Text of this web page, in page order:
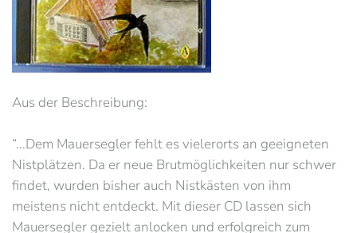
Aus der Beschreibung:
“...Dem Mauersegler fehlt es vielerorts an geeigneten
Nistplätzen. Da er neue Brutmöglichkeiten nur schwer
findet, wurden bisher auch Nistkästen von ihm
meistens nicht entdeckt. Mit dieser CD lassen sich
Mauersegler gezielt anlocken und erfolgreich zum